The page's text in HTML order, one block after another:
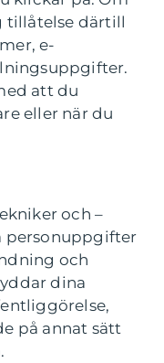
tillåtelse därtill
e-
att du
eller när du
och –
personuppgifter
och
dina
på annat sätt